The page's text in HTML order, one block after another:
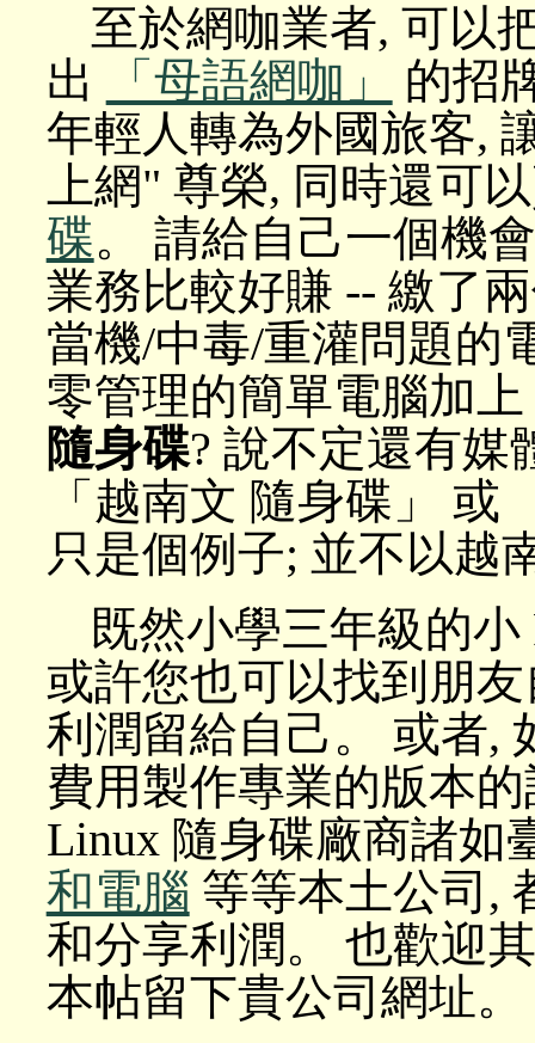
至於網咖業者, 可以
出
「母語網咖」
的招
年輕人轉為外國旅客,
上網" 尊榮, 同時還可
碟。 請給自己一個機
業務比較好賺 -- 繳了
當機/中毒/重灌問題的
零管理的簡單電腦加上
隨身碟? 說不定還有媒
「越南文 隨身碟」
只是個例子; 並不以越
既然小學三年級的
或許您也可以找到朋
利潤留給自己。 或者,
費用製作專業的版本
Linux 隨身碟廠商諸如
和電腦 等等本土公司,
和分享利潤。 也歡迎
本帖留下貴公司網址。